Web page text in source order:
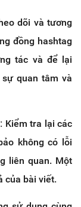
dõi và tương
đồng hashtag
tác và để lại
quan tâm và
Kiểm tra lại các
không có lỗi
liên quan. Một
của bài viết.